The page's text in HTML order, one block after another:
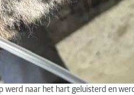
werd naar het hart geluisterd en